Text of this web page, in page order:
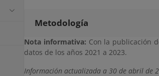
Metodología
Nota informativa: Con la publicación
datos de los años 2021 a 2023.
Información actualizada a 30 de abril de